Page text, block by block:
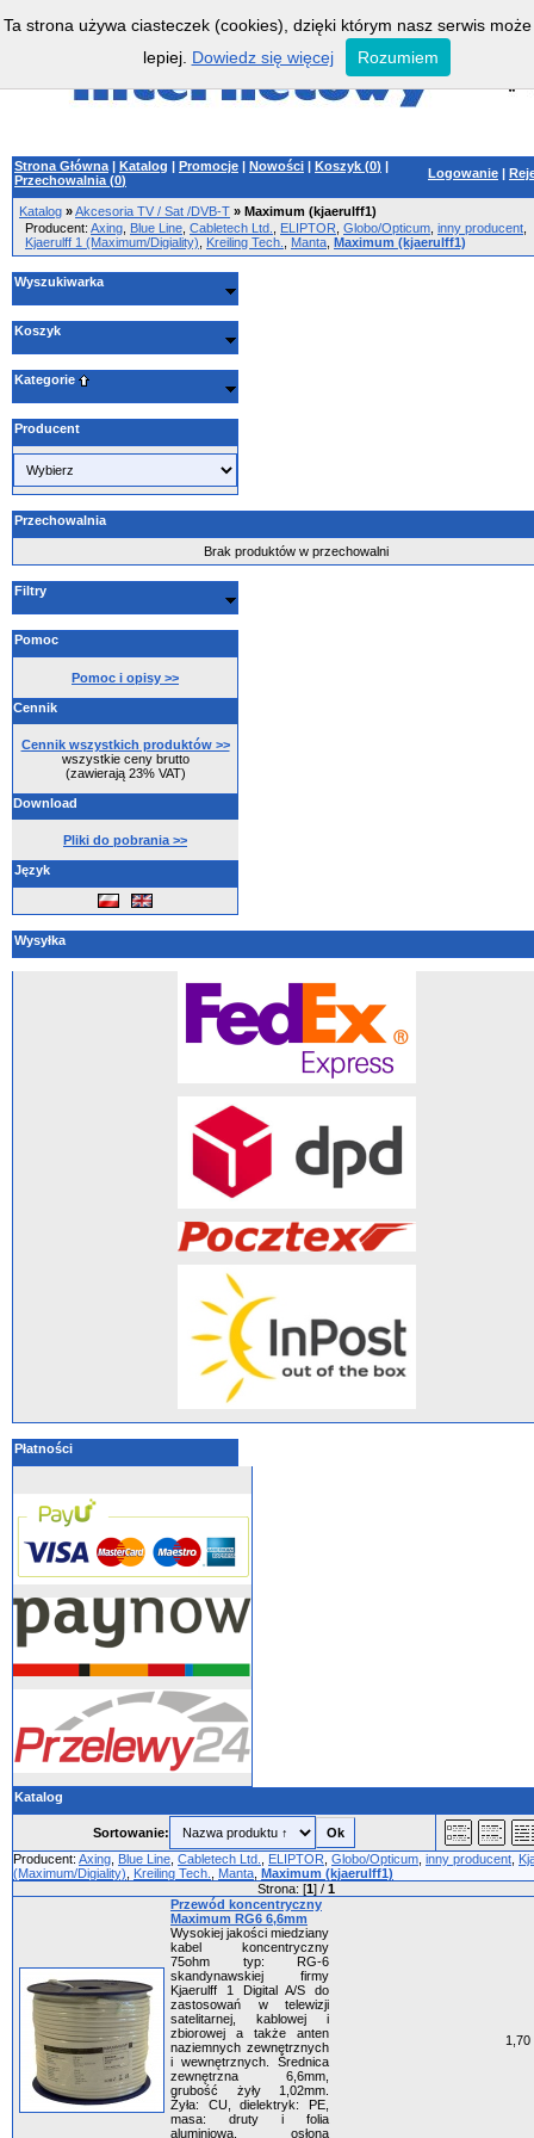
Strona Główna | Katalog | Promocje | Nowości | Koszyk (0) |
Przechowalnia (0) Logowanie |
Katalog »Akcesoria TV / Sat /DVB-T » Maximum (kjaerulff1)
Producent: Axing Blue Line Cabletech Ltd. ELIPTOR Globo/Opticum inny producent
Kjaerulff 1 (Maximum/Digiality)
Kreiling Tech. Manta Maximum (kjaerulff1)
Wyszukiwarka
Koszyk
Kategorie
Producent
Przechowalnia
Brak produktów w przechowalni
Filtry
Pomoc
Pomoc i opisy >>
Cennik
Cennik wszystkich produktów >>
wszystkie ceny brutto
(zawierają 23% VAT)
Download
Pliki do pobrania >>
Język
Wysyłka
Płatności
Katalog
Sortowanie:
Producent: Axing Blue Line Cabletech Ltd. ELIPTOR Globo/Opticum inny producent
(Maximum/Digiality)
Kreiling Tech. Manta Maximum (kjaerulff1)
Strona: [1] / 1
Przewód koncentryczny
Maximum RG6 6,6mm
Wysokiej jakości miedziany
kabel koncentryczny
75ohm typ: RG-6
skandynawskiej firmy
Kjaerulff 1 Digital A/S do
zastosowań w telewizji
satelitarnej, kablowej i
zbiorowej a także anten
naziemnych zewnętrznych
i wewnętrznych. Średnica
zewnętrzna 6,6mm,
grubość żyły 1,02mm.
Żyła: CU, dielektryk: PE,
masa: druty i folia
aluminiowa, osłona
1,70
Ta strona używa ciasteczek (cookies), dzięki którym nasz serwis może
lepiej. Dowiedz się więcej Rozumiem